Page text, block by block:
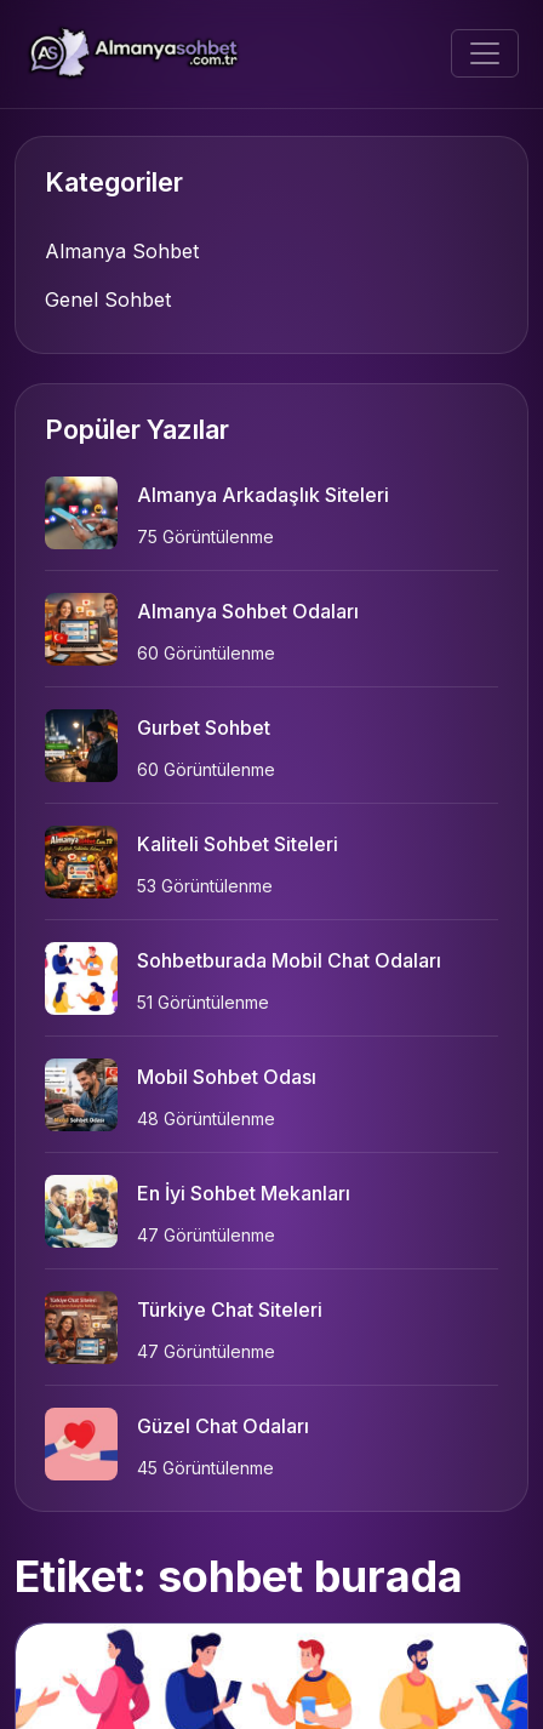
Kategoriler
Almanya Sohbet
Genel Sohbet
Popüler Yazılar
Almanya Arkadaşlık Siteleri
75 Görüntülenme
Almanya Sohbet Odaları
60 Görüntülenme
Gurbet Sohbet
60 Görüntülenme
Kaliteli Sohbet Siteleri
53 Görüntülenme
Sohbetburada Mobil Chat Odaları
51 Görüntülenme
Mobil Sohbet Odası
48 Görüntülenme
En İyi Sohbet Mekanları
47 Görüntülenme
Türkiye Chat Siteleri
47 Görüntülenme
Güzel Chat Odaları
45 Görüntülenme
Etiket: sohbet burada